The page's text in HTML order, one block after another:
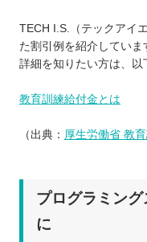
TECH I.S.（テックアイ
た割引例を紹介していま
詳細を知りたい方は、以
教育訓練給付金とは
（出典： 厚生労働省 教
プログラミン
に